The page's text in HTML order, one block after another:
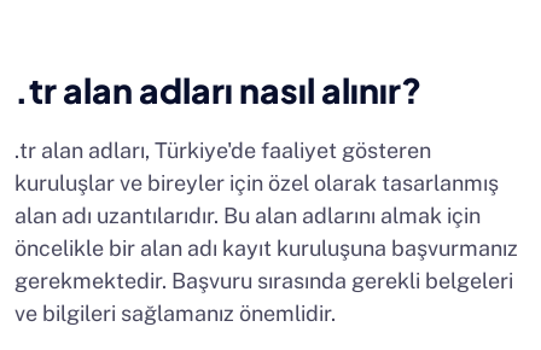
.tr alan adları nasıl alınır?
.tr alan adları, Türkiye'de faaliyet gösteren
kuruluşlar ve bireyler için özel olarak tasarlanmış
alan adı uzantılarıdır. Bu alan adlarını almak için
öncelikle bir alan adı kayıt kuruluşuna başvurmanız
gerekmektedir. Başvuru sırasında gerekli belgeleri
ve bilgileri sağlamanız önemlidir.